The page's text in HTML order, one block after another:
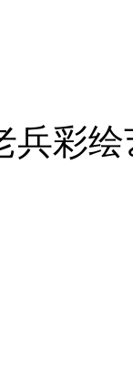
兵彩